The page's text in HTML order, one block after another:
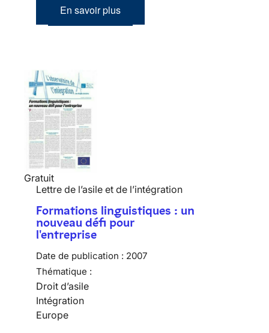
En savoir plus
Gratuit
Lettre de l’asile et de l’intégration
Formations linguistiques : un
nouveau défi pour
l'entreprise
Date de publication : 2007
Thématique :
Droit d’asile
Intégration
Europe